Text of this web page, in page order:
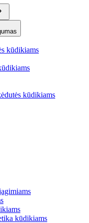
kūdikiams
kūdikiams
kūdikiams